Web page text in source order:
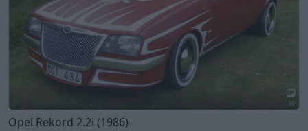
19
Opel Rekord 2.2i (1986)